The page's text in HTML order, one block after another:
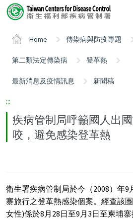
Center
block
Home 傳染病與防疫專題
第二類法定傳染病 登革熱
最新消息及疫情訊息 新聞稿
:::
疾病管制局呼籲國人出
咬，避免感染登革熱
衛生署疾病管制局於今（2008）年9
寨旅行之登革熱感染個案。經查該
女性)係於8月28日至9月3日至柬埔